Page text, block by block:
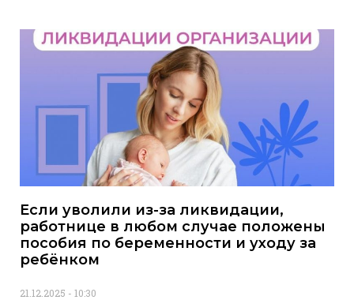
Если уволили из-за ликвидации,
работнице в любом случае положены
пособия по беременности и уходу за
ребёнком
21.12.2025 10:30